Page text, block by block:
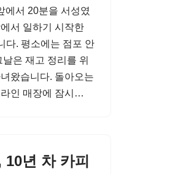
에서 20분을 서성였
서 일하기 시작한
다. 평소에는 점포 안
은 재고 정리를 위
왔습니다. 돌아오는
인 매장에 잠시…
년 차 카피